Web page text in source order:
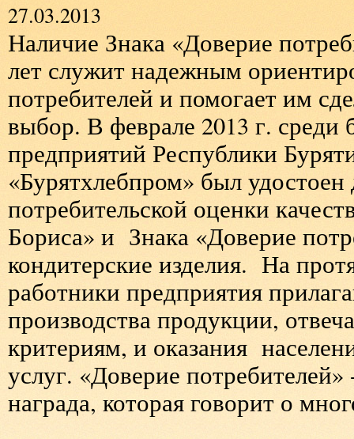
27.03.2013
Наличие Знака «Доверие
лет служит надежным
потребителей и помогает им
выбор. В феврале 2013 г. среди
предприятий Республики
«Бурятхлебпром» был
потребительской оценки
Бориса» и Знака «Доверие
кондитерские изделия. На
работники предприятия
производства продукции,
критериям, и оказания
услуг. «Доверие
награда, которая говорит о